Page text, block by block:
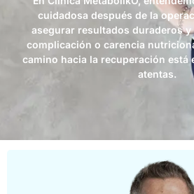
cuidadosa después de la
asegurar resultados duraderos
complicación o carencia
camino hacia la recuperación está
atentas.